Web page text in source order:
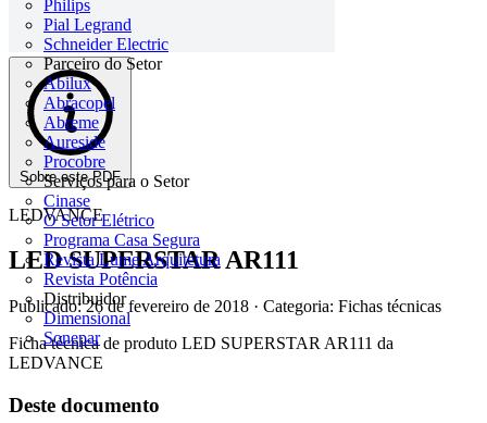
Philips
Pial Legrand
Schneider Electric
Parceiro do Setor
Abilux
Abracopel
Abreme
Aureside
Procobre
Serviços para o Setor
Cinase
O Setor Elétrico
Programa Casa Segura
Revista Lume Arquitetura
Revista Potência
Distribuidor
Dimensional
Sonepar
Sobre este PDF
LEDVANCE
LED SUPERSTAR AR111
Publicado: 26 de fevereiro de 2018 · Categoria: Fichas técnicas
Ficha técnica de produto LED SUPERSTAR AR111 da
LEDVANCE
Deste documento